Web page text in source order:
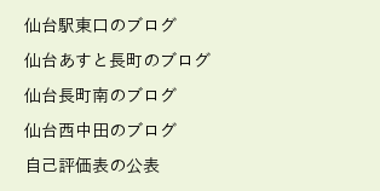
仙台駅東口のブログ
仙台あすと長町のブログ
仙台長町南のブログ
仙台西中田のブログ
自己評価表の公表